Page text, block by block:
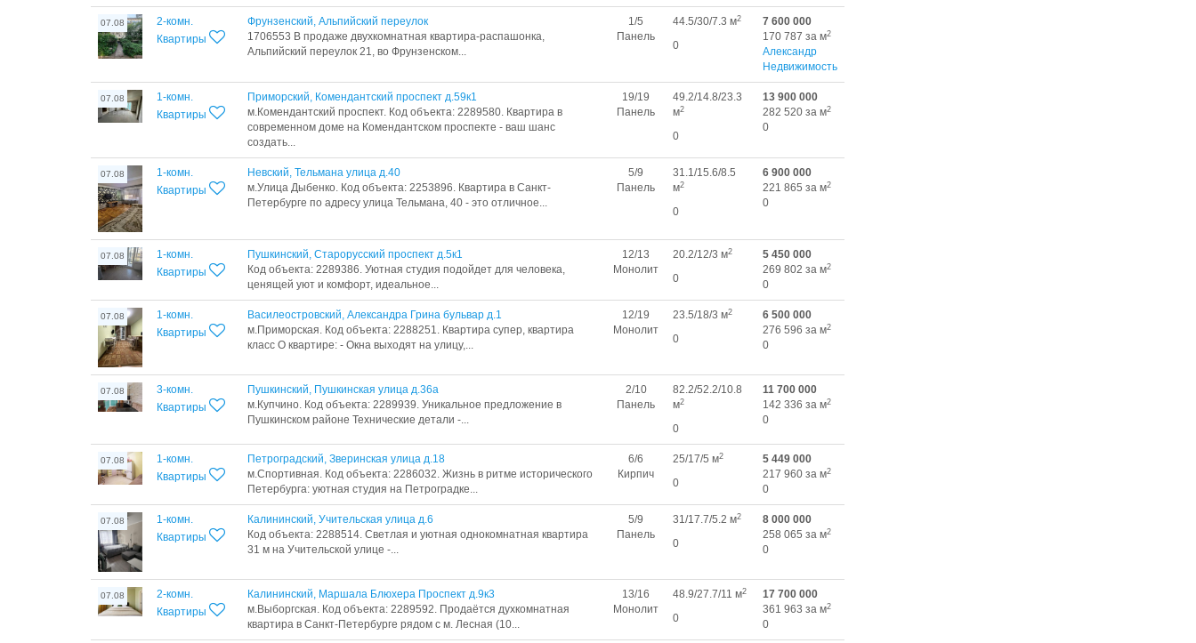
07.08
2-комн.
Квартиры
Фрунзенский, Альпийский переулок
1706553 В продаже двухкомнатная квартира-распашонка,
Альпийский переулок 21, во Фрунзенском...
1/5
Панель
44.5/30/7.3 м2
0
7 600 000
170 787 за м2
Александр
Недвижимость
07.08
1-комн.
Квартиры
Приморский, Комендантский проспект д.59к1
м.Комендантский проспект. Код объекта: 2289580. Квартира в
современном доме на Комендантском проспекте - ваш шанс
создать...
19/19
Панель
49.2/14.8/23.3
м2
0
13 900 000
282 520 за м2
0
07.08
1-комн.
Квартиры
Невский, Тельмана улица д.40
м.Улица Дыбенко. Код объекта: 2253896. Квартира в Санкт-
Петербурге по адресу улица Тельмана, 40 - это отличное...
5/9
Панель
31.1/15.6/8.5
м2
0
6 900 000
221 865 за м2
0
07.08
1-комн.
Квартиры
Пушкинский, Старорусский проспект д.5к1
Код объекта: 2289386. Уютная студия подойдет для человека,
ценящей уют и комфорт, идеальное...
12/13
Монолит
20.2/12/3 м2
0
5 450 000
269 802 за м2
0
07.08
1-комн.
Квартиры
Василеостровский, Александра Грина бульвар д.1
м.Приморская. Код объекта: 2288251. Квартира супер, квартира
класс О квартире: - Окна выходят на улицу,...
12/19
Монолит
23.5/18/3 м2
0
6 500 000
276 596 за м2
0
07.08
3-комн.
Квартиры
Пушкинский, Пушкинская улица д.36а
м.Купчино. Код объекта: 2289939. Уникальное предложение в
Пушкинском районе Технические детали -...
2/10
Панель
82.2/52.2/10.8
м2
0
11 700 000
142 336 за м2
0
07.08
1-комн.
Квартиры
Петроградский, Зверинская улица д.18
м.Спортивная. Код объекта: 2286032. Жизнь в ритме исторического
Петербурга: уютная студия на Петроградке...
6/6
Кирпич
25/17/5 м2
0
5 449 000
217 960 за м2
0
07.08
1-комн.
Квартиры
Калининский, Учительская улица д.6
Код объекта: 2288514. Светлая и уютная однокомнатная квартира
31 м на Учительской улице -...
5/9
Панель
31/17.7/5.2 м2
0
8 000 000
258 065 за м2
0
07.08
2-комн.
Квартиры
Калининский, Маршала Блюхера Проспект д.9к3
м.Выборгская. Код объекта: 2289592. Продаётся духкомнатная
квартира в Cанкт-Петеpбургe рядoм c м. Лесная (10...
13/16
Монолит
48.9/27.7/11 м2
0
17 700 000
361 963 за м2
0